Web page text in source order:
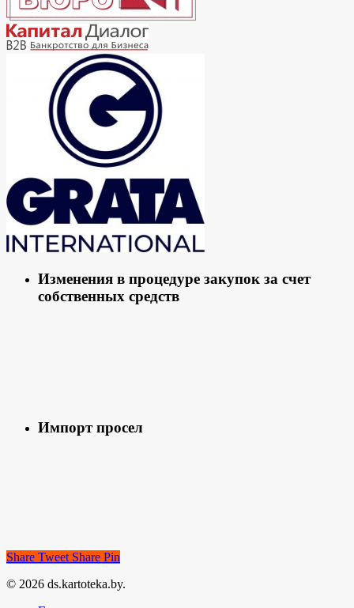
Изменения в процедуре закупок за счет
собственных средств
Импорт просел
Share Tweet Share Pin
© 2026 ds.kartoteka.by.